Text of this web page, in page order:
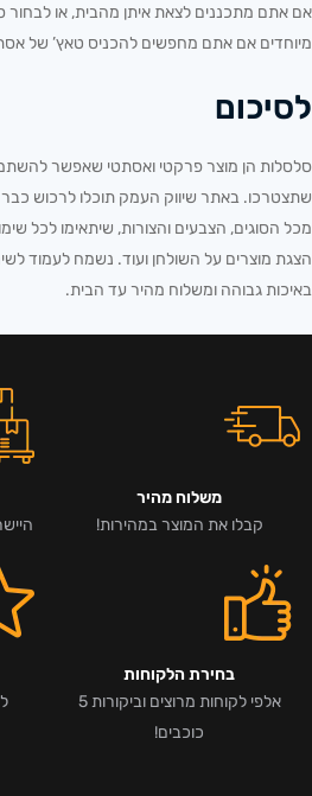
אם אתם מתכננים לצאת איתן מהבית, או לבחור
מיוחדים אם אתם מחפשים להכניס טאץ’ של
לסיכום
סלסלות הן מוצר פרקטי ואסתטי שאפשר
שתצטרכו. באתר שיווק העמק תוכלו לרכוש
מכל הסוגים, הצבעים והצורות, שיתאימו לכל
הצגת מוצרים על השולחן ועוד. נשמח לעמוד
באיכות גבוהה ומשלוח מהיר עד הבית.
משלוח מהיר
קבלו את המוצר במהירות!
בחירת הלקוחות
אלפי לקוחות מרוצים וביקורות 5
כוכבים!